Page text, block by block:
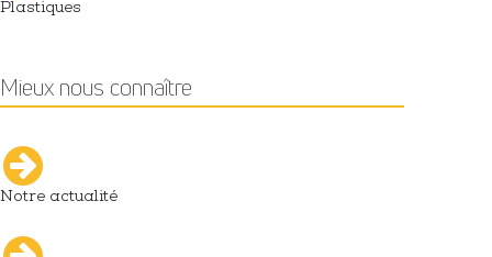
Plastiques
Mieux nous connaître
Notre actualité